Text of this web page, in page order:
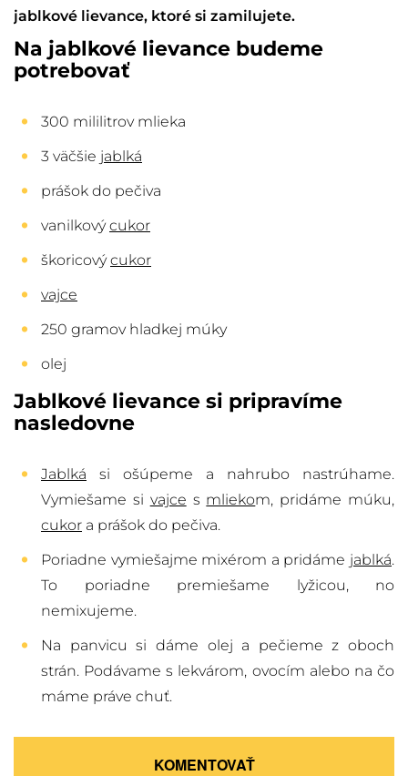
jablkové lievance, ktoré si zamilujete.
Na jablkové lievance budeme
potrebovať
300 mililitrov mlieka
3 väčšie jablká
prášok do pečiva
vanilkovýcukor
škoricovýcukor
vajce
250 gramov hladkej múky
olej
Jablkové lievance si pripravíme
nasledovne
Jablká si ošúpeme a nahrubo nastrúhame.
Vymiešame si vajce s mliekom, pridáme múku,
cukor a prášok do pečiva.
Poriadne vymiešajme mixérom a pridáme jablká.
To poriadne premiešame lyžicou, no
nemixujeme.
Na panvicu si dáme olej a pečieme z oboch
strán. Podávame s lekvárom, ovocím alebo na čo
máme práve chuť.
KOMENTOVAŤ